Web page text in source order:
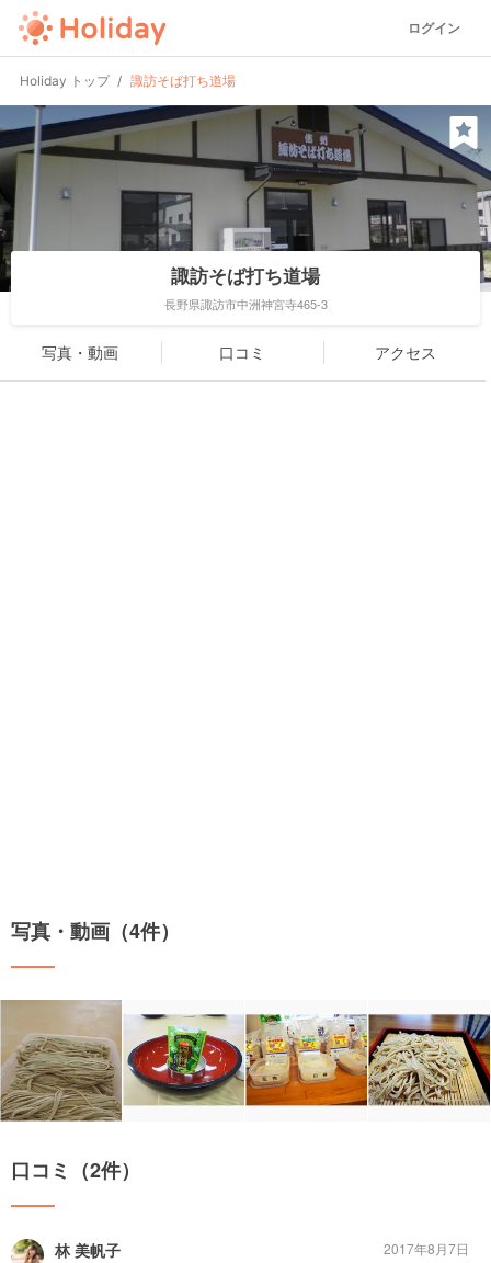
ログイン
Holiday トップ 諏訪そば打ち道場
諏訪そば打ち道場
長野県諏訪市中洲神宮寺465-3
写真・動画 口コミ アクセス
写真・動画（4件）
口コミ（2件）
林 美帆子
2017年8月7日